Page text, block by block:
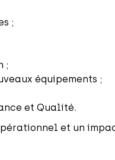
;
;
équipements ;
et Qualité.
et un